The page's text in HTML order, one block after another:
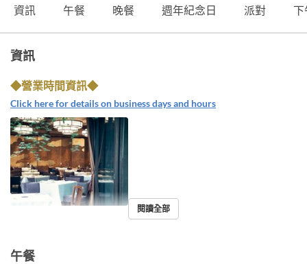
資訊 午餐 晚餐 週年紀念日 派對 下
資訊
◆營業時間資訊◆
Click here for details on business days and hours
閱讀全部
午餐